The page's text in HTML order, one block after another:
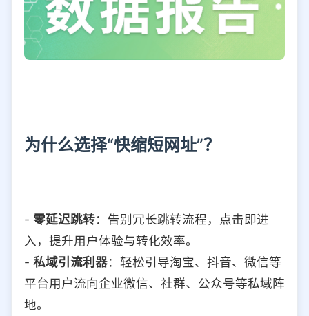
为什么选择“快缩短网址”？
- 零延迟跳转：告别冗长跳转流程，点击即进
入，提升用户体验与转化效率。
- 私域引流利器：轻松引导淘宝、抖音、微信等
平台用户流向企业微信、社群、公众号等私域阵
地。